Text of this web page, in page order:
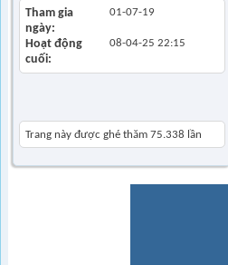
Tham gia
ngày
01-07-19
Hoạt động
cuối
08-04-25 22:15
Trang này được ghé thăm 75.338 lần